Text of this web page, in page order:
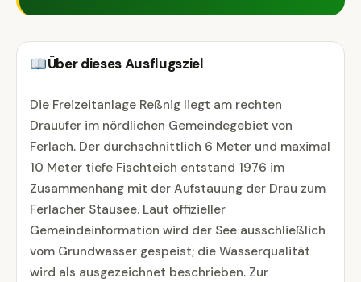
Über dieses Ausflugsziel
Die Freizeitanlage Reßnig liegt am rechten
Drauufer im nördlichen Gemeindegebiet von
Ferlach. Der durchschnittlich 6 Meter und maximal
10 Meter tiefe Fischteich entstand 1976 im
Zusammenhang mit der Aufstauung der Drau zum
Ferlacher Stausee. Laut offizieller
Gemeindeinformation wird der See ausschließlich
vom Grundwasser gespeist; die Wasserqualität
wird als ausgezeichnet beschrieben. Zur